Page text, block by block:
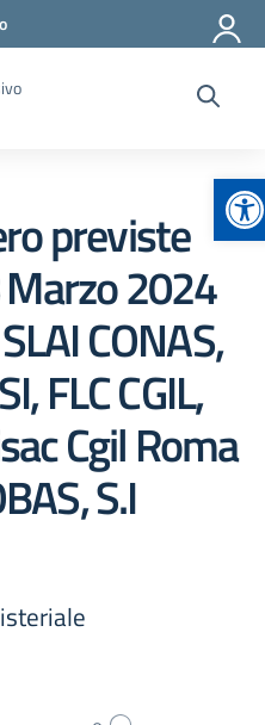
previste
2024
CONAS,
FLC CGIL,
Cgil Roma
S.I